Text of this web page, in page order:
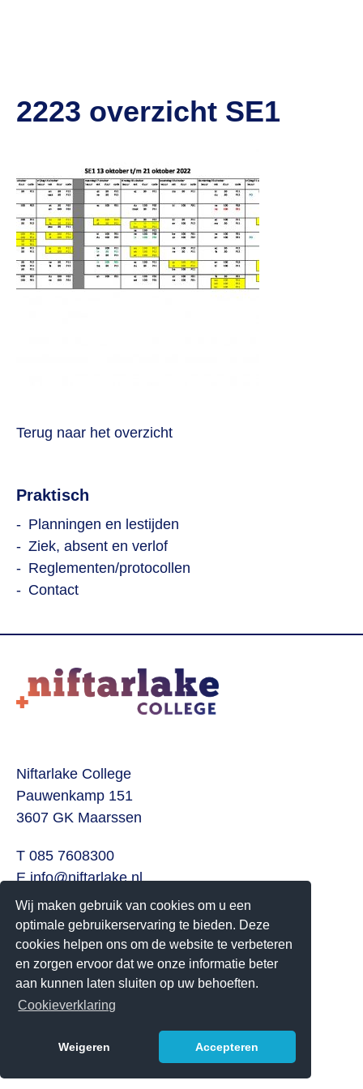
Wij maken gebruik van cookies om u een
optimale gebruikerservaring te bieden. Deze
cookies helpen ons om de website te verbeteren
en zorgen ervoor dat we onze informatie beter
aan kunnen laten sluiten op uw behoeften.
Cookieverklaring
Weigeren Accepteren
2223 overzicht SE1
Terug naar het overzicht
Praktisch
Planningen en lestijden
Ziek, absent en verlof
Reglementen/protocollen
Contact
Niftarlake College
Pauwenkamp 151
3607 GK Maarssen
T 085 7608300
Einfo@niftarlake.nl
Volg ons ook op:
Twitter
Youtube
Het Niftarlake College heeft het predicaat Technasium